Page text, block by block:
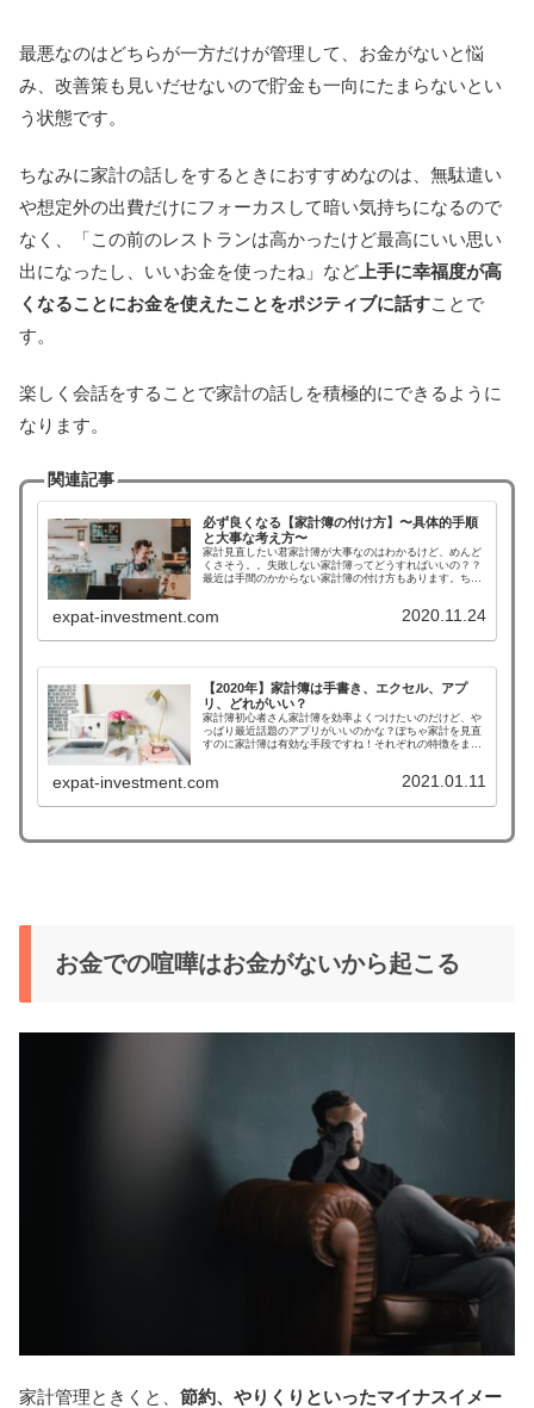
最悪なのはどちらが一方だけが管理して、お金がないと悩
み、改善策も見いだせないので貯金も一向にたまらないとい
う状態です。
ちなみに家計の話しをするときにおすすめなのは、無駄遣い
や想定外の出費だけにフォーカスして暗い気持ちになるので
なく、「この前のレストランは高かったけど最高にいい思い
出になったし、いいお金を使ったね」など 上手に幸福度が高
くなることにお金を使えたことをポジティブに話すことで
す。
楽しく会話をすることで家計の話しを積極的にできるように
なります。
関連記事
必ず良くなる【家計簿の付け方】〜具体的手順
と大事な考え方〜
家計見直したい君家計簿が大事なのはわかるけど、めんど
くさそう。。失敗しない家計簿ってどうすればいいの？？
最近は手間のかからない家計簿の付け方もあります。ちゃ
expat-investment.com 2020.11.24
【2020年】家計簿は手書き、エクセル、アプ
リ、どれがいい？
家計簿初心者さん家計簿を効率よくつけたいのだけど、や
っぱり最近話題のアプリがいいのかな？ぽちゃ家計を見直
すのに家計簿は有効な手段ですね！それぞれの特徴をまと
expat-investment.com 2021.01.11
お金での喧嘩はお金がないから起こる
家計管理ときくと、 節約、やりくりといったマイナスイメー